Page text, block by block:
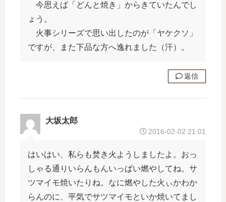
今思えば「どんと焼き」からきていたんでし
ょう。
火事シリーズで思い出したのが「ヤケクソ」
ですが、また下品な方へ逸れました（汗）。
返信
大坂太郎
2016-02-02 21:01
はいはい、私らも焚き火ようしましたよ。おっ
しゃる通りいらんもんいっぱい燃やしてね。サ
ツマイモ焼いたりね。なに燃やした火ぃかわか
らんのに、平気でサツマイモといか焼いてまし